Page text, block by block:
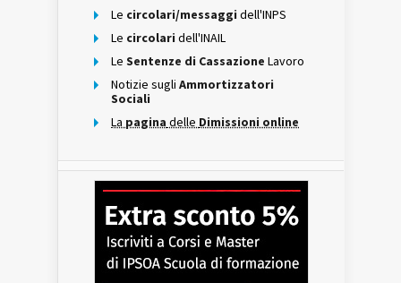
Le circolari/messaggi dell'INPS
Le circolari dell'INAIL
Le Sentenze di Cassazione Lavoro
Notizie sugli Ammortizzatori
Sociali
La pagina delle Dimissioni online